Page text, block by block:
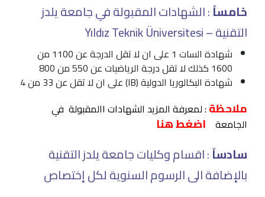
خامساً: الشهادات المقبولة في جامعة يلدز
التقنية – Yıldız Teknik Üniversitesi
شهادة السات 1 على ان لا تقل الدرجة عن 1100 من
1600 كذلك لا تقل درجة الرياضيات عن 550 من 800
شهادة البكالوريا الدولية (IB) على ان لا تقل عن 33 من 4
ملاحظة : لمعرفة المزيد الشهادات االمقبولة في
الجامعة اضغط هنا
سادساً: اقسام وكليات جامعة يلدز التقنية
بالإضافة الى الرسوم السنوية لكل إختصاص